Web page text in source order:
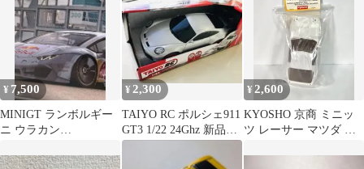
¥ 7,500
MINIGT ランボルギー
ニ ウラカン
¥ 2,300
TAIYO RC ポルシェ911
GT3 1/22 24Ghz 新品ラ
ジコン
¥2,600
KYOSHO 京商 ミニッ
ツ レーサー マツダ サ